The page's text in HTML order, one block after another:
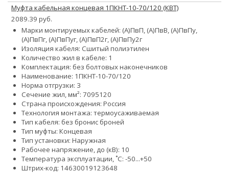
Муфта кабельная концевая 1ПКНТ-10-70/120 (КВТ)
2089.39 руб.
Марки монтируемых кабелей: (А)ПвП, (А)ПвВ, (А)ПвПу,
(А)ПвПг, (А)ПвПуг, (А)ПвП2г, (А)ПвПу2г
Изоляция кабеля: Сшитый полиэтилен
Количество жил в кабеле: 1
Комплектация: без болтовых наконечников
Наименование: 1ПКНТ-10-70/120
Норма отгрузки: 3
Сечение жил, мм²: 7095120
Страна происхождения: Россия
Технология монтажа: термоусаживаемая
Тип кабеля: без бронис броней
Тип муфты: Концевая
Тип установки: Наружная
Рабочее напряжение, до (кВ): 10
Температура эксплуатации, ˚С: -50...+50
Штрих-код: 14630019123648